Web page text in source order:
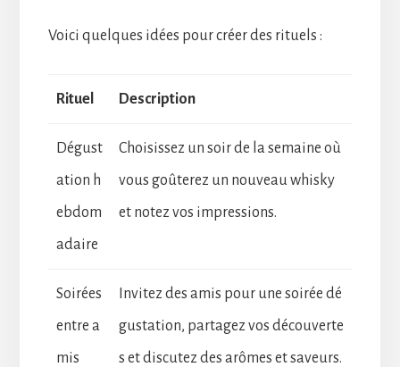
Voici quelques idées pour créer des rituels :
Rituel Description
Dégust
ation h
ebdom
adaire
Choisissez un soir de la semaine où
vous goûterez un nouveau whisky
et notez vos impressions.
Soirées
entre a
mis
Invitez des amis pour une soirée dé
gustation, partagez vos découverte
s et discutez des arômes et saveurs.